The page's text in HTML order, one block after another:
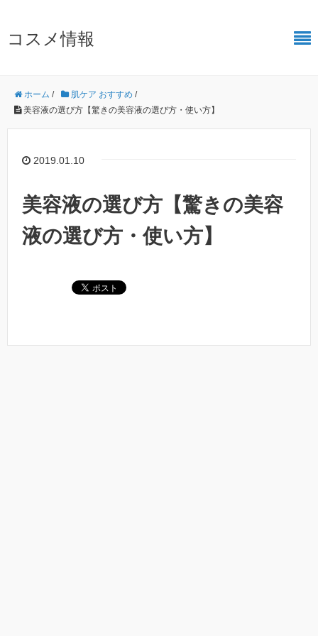
コスメ情報
ホーム / 肌ケア おすすめ /
美容液の選び方【驚きの美容液の選び方・使い方】
2019.01.10
美容液の選び方【驚きの美容
液の選び方・使い方】